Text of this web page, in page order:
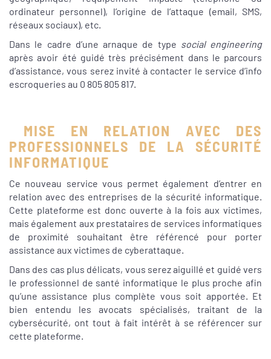
ordinateur personnel), l’origine de l’attaque (email, SMS,
réseaux sociaux), etc.
Dans le cadre d’une arnaque de type social engineering
après avoir été guidé très précisément dans le parcours
d’assistance, vous serez invité à contacter le service d’info
escroqueries au 0 805 805 817.
MISE EN RELATION AVEC DES
PROFESSIONNELS DE LA SÉCURITÉ
INFORMATIQUE
Ce nouveau service vous permet également d’entrer en
relation avec des entreprises de la sécurité informatique.
Cette plateforme est donc ouverte à la fois aux victimes,
mais également aux prestataires de services informatiques
de proximité souhaitant être référencé pour porter
assistance aux victimes de cyberattaque.
Dans des cas plus délicats, vous serez aiguillé et guidé vers
le professionnel de santé informatique le plus proche afin
qu’une assistance plus complète vous soit apportée. Et
bien entendu les avocats spécialisés, traitant de la
cybersécurité, ont tout à fait intérêt à se référencer sur
cette plateforme.